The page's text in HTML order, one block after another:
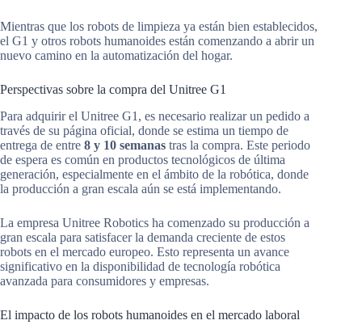
Mientras que los robots de limpieza ya están bien establecidos,
el G1 y otros robots humanoides están comenzando a abrir un
nuevo camino en la automatización del hogar.
Perspectivas sobre la compra del Unitree G1
Para adquirir el Unitree G1, es necesario realizar un pedido a
través de su página oficial, donde se estima un tiempo de
entrega de entre 8 y 10 semanas tras la compra. Este periodo
de espera es común en productos tecnológicos de última
generación, especialmente en el ámbito de la robótica, donde
la producción a gran escala aún se está implementando.
La empresa Unitree Robotics ha comenzado su producción a
gran escala para satisfacer la demanda creciente de estos
robots en el mercado europeo. Esto representa un avance
significativo en la disponibilidad de tecnología robótica
avanzada para consumidores y empresas.
El impacto de los robots humanoides en el mercado laboral